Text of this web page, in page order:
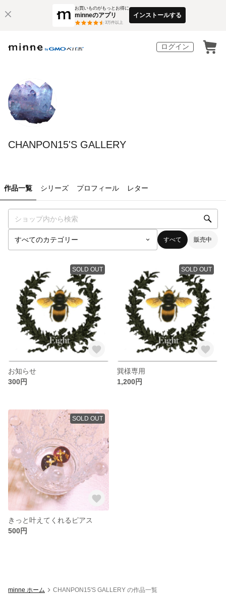
お買いものがもっとお得に
minneのアプリ
3万件以上
インストールする
ログイン
CHANPON15'S GALLERY
作品一覧 シリーズ プロフィール レター
すべて 販売中
SOLD OUT
お知らせ
300円
SOLD OUT
巽様専用
1,200円
SOLD OUT
きっと叶えてくれるピアス
500円
minne ホーム CHANPON15'S GALLERY の作品一覧